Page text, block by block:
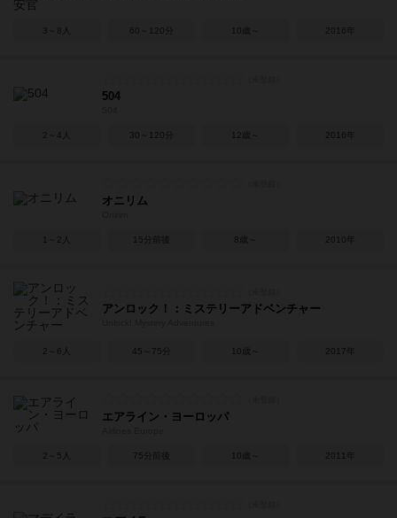
3～8人 60～120分 10歳～ 2016年
504
2～4人 30～120分 12歳～ 2016年
オニリム
1～2人 15分前後 8歳～ 2010年
アンロック！：ミステリーアドベンチャー
2～6人 45～75分 10歳～ 2017年
エアライン・ヨーロッパ
2～5人 75分前後 10歳～ 2011年